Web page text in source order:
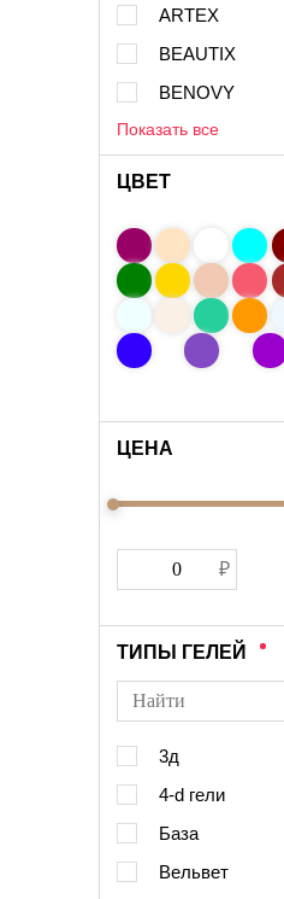
ARTEX
BEAUTIX
BENOVY
Показать все
ЦВЕТ
ЦЕНА
ТИПЫ ГЕЛЕЙ
3д
4-d гели
База
Вельвет